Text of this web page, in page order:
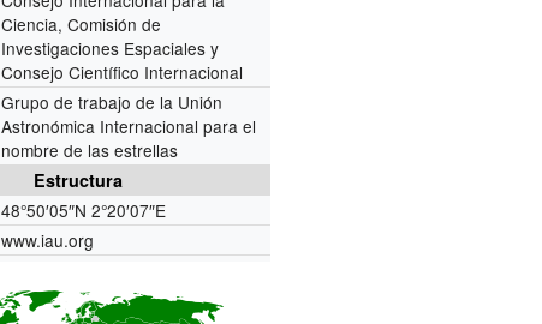
Ciencia, Comisión de
Investigaciones Espaciales y
Consejo Científico Internacional
Grupo de trabajo de la Unión
Astronómica Internacional para el
nombre de las estrellas
Estructura
48°50′05″N 2°20′07″E
www.iau.org